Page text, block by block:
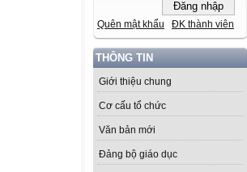
Quên mật khẩu ĐK thành viên
THÔNG TIN
Giới thiệu chung
Cơ cấu tổ chức
Văn bản mới
Đảng bộ giáo dục